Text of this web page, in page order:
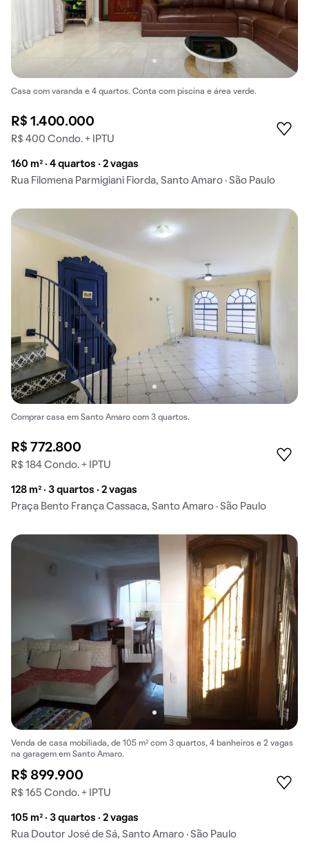
Casa com varanda e 4 quartos. Conta com piscina e área verde.
R$ 1.400.000
R$ 400 Condo. + IPTU
160 m² · 4 quartos · 2 vagas
Rua Filomena Parmigiani Fiorda, Santo Amaro · São Paulo
Comprar casa em Santo Amaro com 3 quartos.
R$ 772.800
R$ 184 Condo. + IPTU
128 m² · 3 quartos · 2 vagas
Praça Bento França Cassaca, Santo Amaro · São Paulo
Venda de casa mobiliada, de 105 m² com 3 quartos, 4 banheiros e 2 vagas
na garagem em Santo Amaro.
R$ 899.900
R$ 165 Condo. + IPTU
105 m² · 3 quartos · 2 vagas
Rua Doutor José de Sá, Santo Amaro · São Paulo